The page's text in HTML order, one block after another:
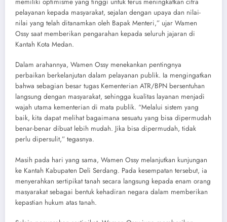
pelayanan kepada masyarakat, sejalan dengan upaya dan nilai-
nilai yang telah ditanamkan oleh Bapak Menteri,” ujar Wamen
Ossy saat memberikan pengarahan kepada seluruh jajaran di
Kantah Kota Medan.
Dalam arahannya, Wamen Ossy menekankan pentingnya
perbaikan berkelanjutan dalam pelayanan publik. Ia mengingatkan
bahwa sebagian besar tugas Kementerian ATR/BPN bersentuhan
langsung dengan masyarakat, sehingga kualitas layanan menjadi
wajah utama kementerian di mata publik. “Melalui sistem yang
baik, kita dapat melihat bagaimana sesuatu yang bisa dipermudah
benar-benar dibuat lebih mudah. Jika bisa dipermudah, tidak
perlu dipersulit,” tegasnya.
Masih pada hari yang sama, Wamen Ossy melanjutkan kunjungan
ke Kantah Kabupaten Deli Serdang. Pada kesempatan tersebut, ia
menyerahkan sertipikat tanah secara langsung kepada enam orang
masyarakat sebagai bentuk kehadiran negara dalam memberikan
kepastian hukum atas tanah.